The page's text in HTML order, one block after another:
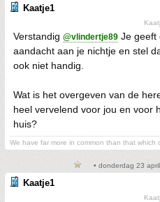
Kaatje1
Verstandig @vlindertje89 Je geeft
aandacht aan je nichtje en stel
ook niet handig.
Wat is het overgeven van de
heel vervelend voor jou en voor
huis?
We have far more in common than that which
• donderdag 23
Kaatje1